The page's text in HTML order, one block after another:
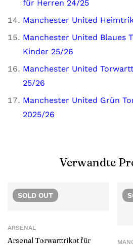
für Herren 24/25
Manchester United
Manchester United Blaues
Kinder 25/26
Manchester United
25/26
Manchester United Grün
2025/26
Verwandte
SOLD OUT
ARSENAL
Arsenal Torwarttrikot für